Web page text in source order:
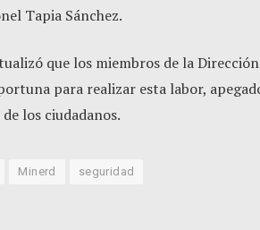
Tapia Sánchez.
que los miembros de la
para realizar esta labor,
los ciudadanos.
Minerd seguridad